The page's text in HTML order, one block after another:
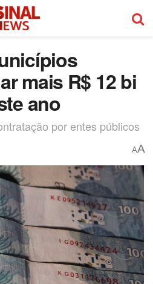
mais R$ 12 bi
ano
por entes públicos
AA